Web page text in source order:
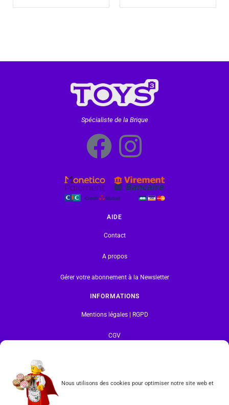
Nous utilisons des cookies pour optimiser notre site web et
Spécialiste de la Brique
AIDE
Contact
A propos
Gérer votre abonnement à la Newsletter
INFORMATIONS
Mentions légales | RGPD
CGV
Tous les produits vendus sur ce site sont fabriqués par LEGO exclusivement. LEGO® est une
marque déposée par The LEGO Group. Les propriétaires des marques respectives citées sur le site